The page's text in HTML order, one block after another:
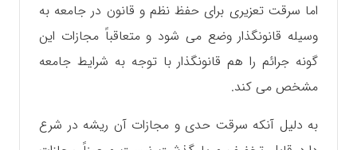
اما سرقت تعزیری برای حفظ نظم و قانون در جامعه به
وسیله قانونگذار وضع می شود و متعاقباً مجازات این
گونه جرائم را هم قانونگذار با توجه به شرایط جامعه
مشخص می کند.
به دلیل آنکه سرقت حدی و مجازات آن ریشه در شرع